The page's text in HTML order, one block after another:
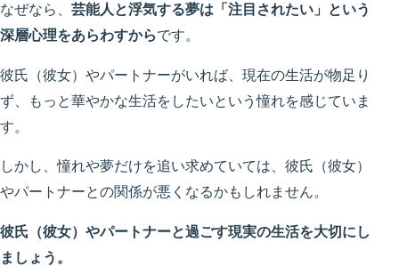
なぜなら、 芸能人と浮気する夢は「注目されたい」という
深層心理をあらわすからです。
彼氏（彼女）やパートナーがいれば、現在の生活が物足り
ず、もっと華やかな生活をしたいという憧れを感じていま
す。
しかし、憧れや夢だけを追い求めていては、彼氏（彼女）
やパートナーとの関係が悪くなるかもしれません。
彼氏（彼女）やパートナーと過ごす現実の生活を大切にし
ましょう。